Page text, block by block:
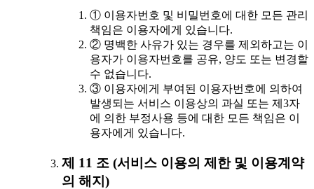
① 이용자번호 및 비밀번호에 대한 모든 관리
책임은 이용자에게 있습니다.
② 명백한 사유가 있는 경우를 제외하고는 이
용자가 이용자번호를 공유, 양도 또는 변경할
수 없습니다.
③ 이용자에게 부여된 이용자번호에 의하여
발생되는 서비스 이용상의 과실 또는 제3자
에 의한 부정사용 등에 대한 모든 책임은 이
용자에게 있습니다.
제 11 조 (서비스 이용의 제한 및 이용계약
의 해지)